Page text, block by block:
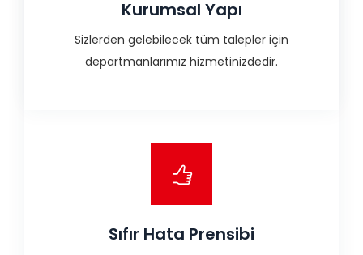
Kurumsal Yapı
Sizlerden gelebilecek tüm talepler için
departmanlarımız hizmetinizdedir.
Sıfır Hata Prensibi